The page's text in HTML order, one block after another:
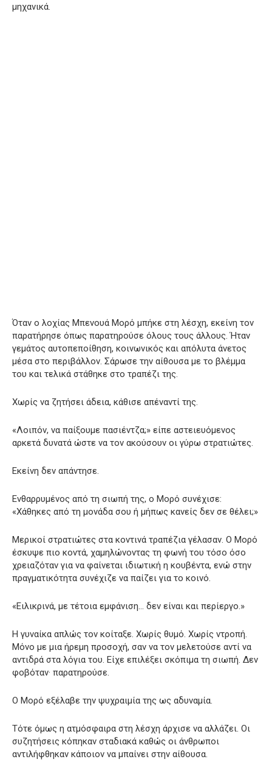
μηχανικά.
Όταν ο λοχίας Μπενουά Μορό μπήκε στη λέσχη, εκείνη τον
παρατήρησε όπως παρατηρούσε όλους τους άλλους. Ήταν
γεμάτος αυτοπεποίθηση, κοινωνικός και απόλυτα άνετος
μέσα στο περιβάλλον. Σάρωσε την αίθουσα με το βλέμμα
του και τελικά στάθηκε στο τραπέζι της.
Χωρίς να ζητήσει άδεια, κάθισε απέναντί της.
«Λοιπόν, να παίξουμε πασιέντζα;» είπε αστειευόμενος
αρκετά δυνατά ώστε να τον ακούσουν οι γύρω στρατιώτες.
Εκείνη δεν απάντησε.
Ενθαρρυμένος από τη σιωπή της, ο Μορό συνέχισε:
«Χάθηκες από τη μονάδα σου ή μήπως κανείς δεν σε θέλει;»
Μερικοί στρατιώτες στα κοντινά τραπέζια γέλασαν. Ο Μορό
έσκυψε πιο κοντά, χαμηλώνοντας τη φωνή του τόσο όσο
χρειαζόταν για να φαίνεται ιδιωτική η κουβέντα, ενώ στην
πραγματικότητα συνέχιζε να παίζει για το κοινό.
«Ειλικρινά, με τέτοια εμφάνιση… δεν είναι και περίεργο.»
Η γυναίκα απλώς τον κοίταξε. Χωρίς θυμό. Χωρίς ντροπή.
Μόνο με μια ήρεμη προσοχή, σαν να τον μελετούσε αντί να
αντιδρά στα λόγια του. Είχε επιλέξει σκόπιμα τη σιωπή. Δεν
φοβόταν· παρατηρούσε.
Ο Μορό εξέλαβε την ψυχραιμία της ως αδυναμία.
Τότε όμως η ατμόσφαιρα στη λέσχη άρχισε να αλλάζει. Οι
συζητήσεις κόπηκαν σταδιακά καθώς οι άνθρωποι
αντιλήφθηκαν κάποιον να μπαίνει στην αίθουσα.